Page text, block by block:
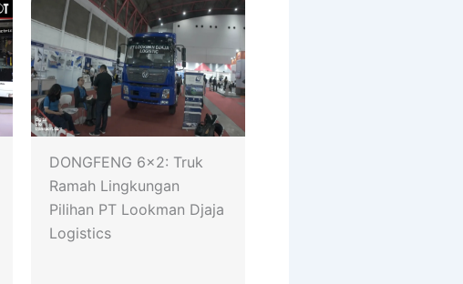
DONGFENG 6×2: Truk
Ramah Lingkungan
Pilihan PT Lookman Djaja
Logistics